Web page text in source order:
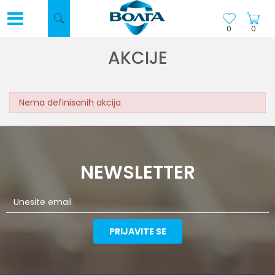
0
0
AKCIJE
Nema definisanih akcija
NEWSLETTER
PRIJAVITE SE